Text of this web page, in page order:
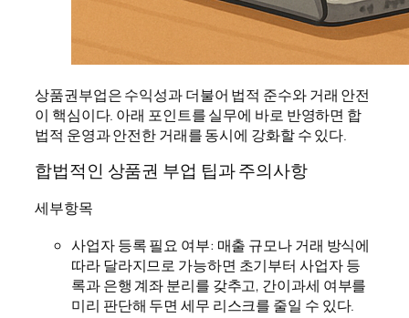
상품권부업은 수익성과 더불어 법적 준수와 거래 안전
이 핵심이다. 아래 포인트를 실무에 바로 반영하면 합
법적 운영과 안전한 거래를 동시에 강화할 수 있다.
합법적인 상품권 부업 팁과 주의사항
세부항목
사업자 등록 필요 여부: 매출 규모나 거래 방식에
따라 달라지므로 가능하면 초기부터 사업자 등
록과 은행 계좌 분리를 갖추고, 간이과세 여부를
미리 판단해 두면 세무 리스크를 줄일 수 있다.